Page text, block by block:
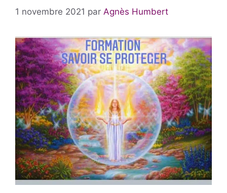
1 novembre 2021 par Agnès Humbert